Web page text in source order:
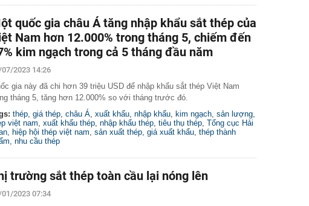
vàng trị giá 29 tỷ đồng buôn lậu qua biên giới bằng xe
5/8, sân bay Tân Sơn Nhất ghi nhận một máy bay lạ cất
sâu 136 mét giữa biển, hoàn thành công trình cao
tầng chưa từng có trên thế giới
Hà dần lộ diện giữa sông Hồng
thuế cho hộ kinh doanh, doanh nghiệp thu dưới 10
quốc gia châu Á tăng nhập khẩu sắt thép của
Nam hơn 12.000% trong tháng 5, chiếm đến
kim ngạch trong cả 5 tháng đầu năm
2023 14:26
gia này đã chi hơn 39 triệu USD để nhập khẩu sắt thép Việt Nam
tháng 5, tăng hơn 12.000% so với tháng trước đó.
thép giá thép châu Á xuất khẩu nhập khẩu kim ngạch sản lượng
việt nam xuất khẩu thép nhập khẩu thép tiêu thụ thép Tổng cục Hải
hiệp hội thép việt nam sản xuất thép giá xuất khẩu thép thành
nhu cầu thép
trường sắt thép toàn cầu lại nóng lên
2023 07:34